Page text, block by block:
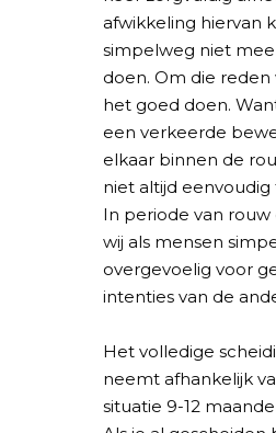
afwikkeling hiervan
simpelweg niet
doen. Om die reden
het goed doen.
een verkeerde
elkaar binnen de
niet altijd
In periode van rouw
wij als mensen
overgevoelig voor
intenties van de
Het volledige
neemt afhankelijk
situatie 9-12